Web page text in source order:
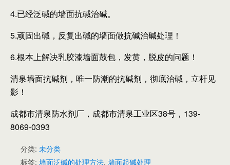
4.已经泛碱的墙面抗碱治碱。
5.顽固出碱，反复出碱的墙面做抗碱治碱处理！
6.根本上解决乳胶漆墙面鼓包，发黄，脱皮的问题！
清泉墙面抗碱剂，唯一防潮的抗碱剂，彻底治碱，立杆见
影！
成都市清泉防水剂厂，成都市清泉工业区38号，139-
8069-0393
分类: 未分类
标签: 墙面泛碱的处理方法, 墙面起碱处理